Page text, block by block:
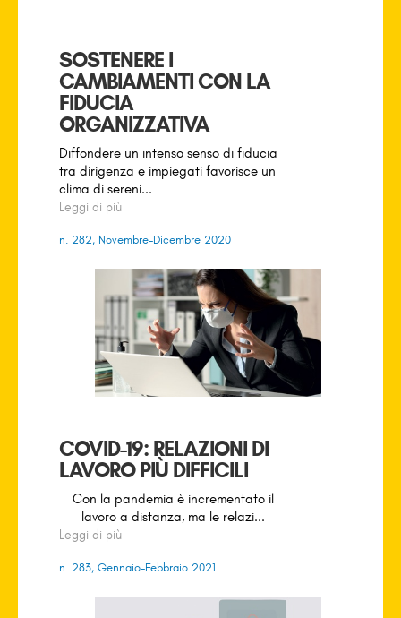
SOSTENERE I
CAMBIAMENTI CON LA
FIDUCIA
ORGANIZZATIVA
Diffondere un intenso senso di fiducia
tra dirigenza e impiegati favorisce un
clima di sereni...
Leggi di più
n. 282, Novembre-Dicembre 2020
COVID-19: RELAZIONI DI
LAVORO PIÙ DIFFICILI
Con la pandemia è incrementato il
lavoro a distanza, ma le relazi...
Leggi di più
n. 283, Gennaio-Febbraio 2021